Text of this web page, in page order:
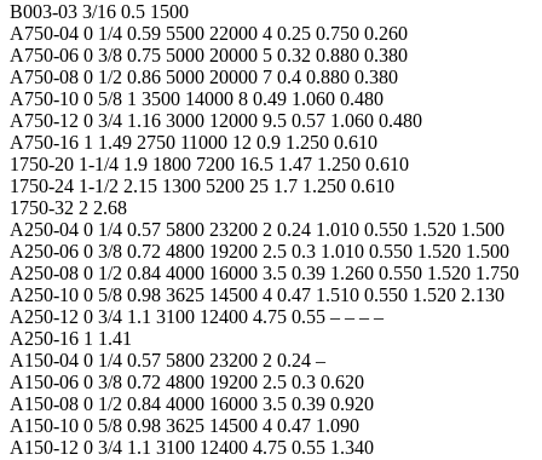
B003-03 3/16 0.5 1500
A750-04 0 1/4 0.59 5500 22000 4 0.25 0.750 0.260
A750-06 0 3/8 0.75 5000 20000 5 0.32 0.880 0.380
A750-08 0 1/2 0.86 5000 20000 7 0.4 0.880 0.380
A750-10 0 5/8 1 3500 14000 8 0.49 1.060 0.480
A750-12 0 3/4 1.16 3000 12000 9.5 0.57 1.060 0.480
A750-16 1 1.49 2750 11000 12 0.9 1.250 0.610
1750-20 1-1/4 1.9 1800 7200 16.5 1.47 1.250 0.610
1750-24 1-1/2 2.15 1300 5200 25 1.7 1.250 0.610
1750-32 2 2.68
A250-04 0 1/4 0.57 5800 23200 2 0.24 1.010 0.550 1.520 1.500
A250-06 0 3/8 0.72 4800 19200 2.5 0.3 1.010 0.550 1.520 1.500
A250-08 0 1/2 0.84 4000 16000 3.5 0.39 1.260 0.550 1.520 1.750
A250-10 0 5/8 0.98 3625 14500 4 0.47 1.510 0.550 1.520 2.130
A250-12 0 3/4 1.1 3100 12400 4.75 0.55 – – – –
A250-16 1 1.41
A150-04 0 1/4 0.57 5800 23200 2 0.24 –
A150-06 0 3/8 0.72 4800 19200 2.5 0.3 0.620
A150-08 0 1/2 0.84 4000 16000 3.5 0.39 0.920
A150-10 0 5/8 0.98 3625 14500 4 0.47 1.090
A150-12 0 3/4 1.1 3100 12400 4.75 0.55 1.340